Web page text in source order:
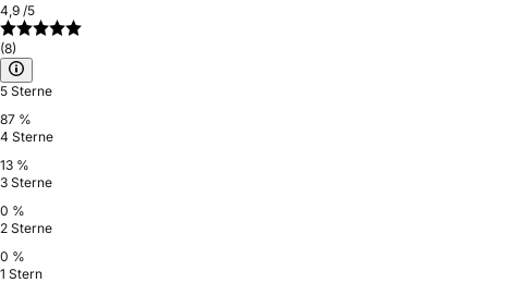
4,9 /5
(8)
5 Sterne
87 %
4 Sterne
13 %
3 Sterne
0 %
2 Sterne
0 %
1 Stern